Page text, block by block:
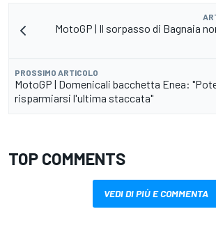
MotoGP | Il sorpasso di Bagnaia
PROSSIMO ARTICOLO
MotoGP | Domenicali bacchetta Enea:
risparmiarsi l'ultima staccata"
TOP COMMENTS
VEDI DI PIÙ E COMMENTA